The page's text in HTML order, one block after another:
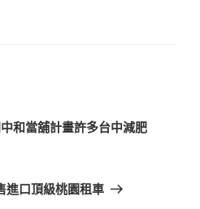
和當舖計畫許多台中減肥
進口頂級桃園租車